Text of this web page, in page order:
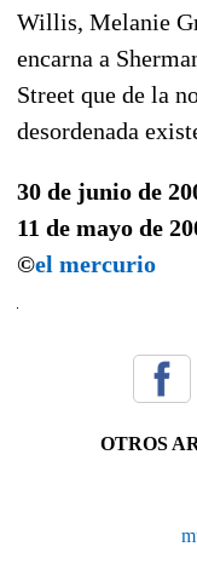
Willis, Melanie
encarna a
Street que de la
desordenada
30 de junio de
11 de mayo de
©el mercurio
OTROS